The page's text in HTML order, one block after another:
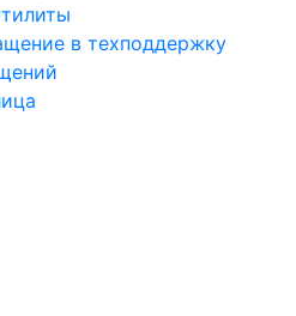
в техподдержку